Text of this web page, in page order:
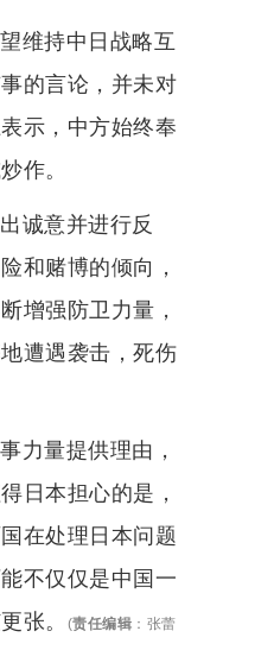
维持中日战略互
的言论，并未对
示，中方始终奉
作。
诚意并进行反
和赌博的倾向，
增强防卫力量，
遭遇袭击，死伤
力量提供理由，
日本担心的是，
在处理日本问题
不仅仅是中国一
张。
(责任编辑 ： 张蕾